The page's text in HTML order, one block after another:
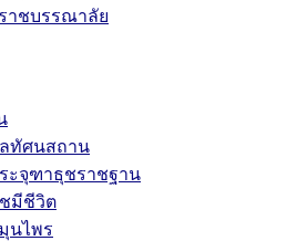
าชบรรณาลัย
ทัศนสถาน
จุฑาธุชราชฐาน
มีชีวิต
นไพร